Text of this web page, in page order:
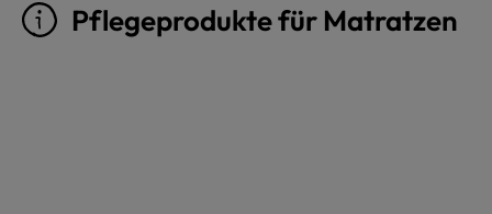
Pflegeprodukte für Matratzen